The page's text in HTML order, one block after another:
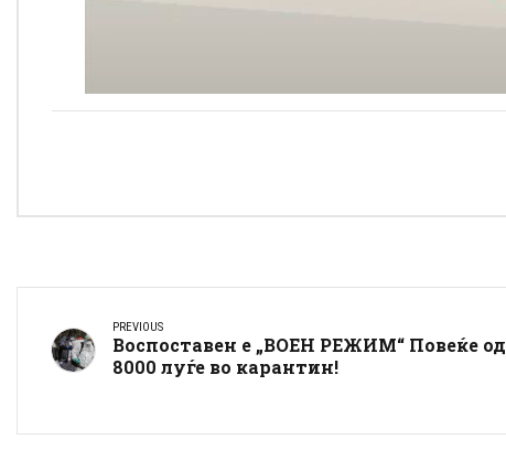
PREVIOUS
Воспоставен е „ВОЕН РЕЖИМ“ Повеќе од
8000 луѓе во карантин!